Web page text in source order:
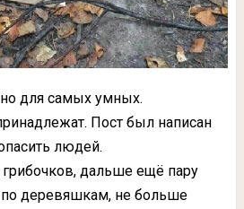
для самых умных.
Пост был написан
людей.
грибочков, дальше ещё пару
по деревяшкам, не больше